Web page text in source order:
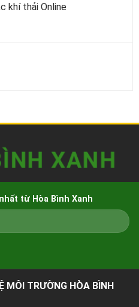
khí thải Online
từ Hòa Bình Xanh
MÔI TRƯỜNG HÒA BÌNH